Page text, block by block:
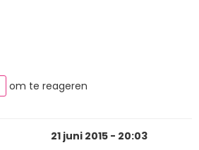
om te reageren
21 juni 2015 - 20:03